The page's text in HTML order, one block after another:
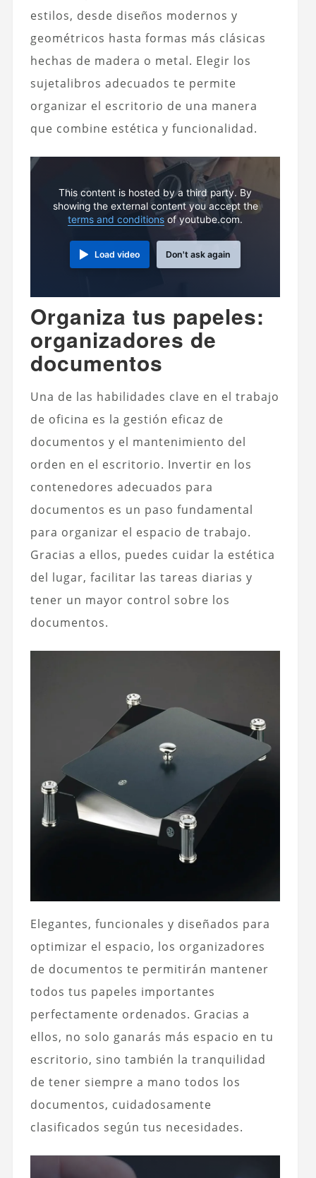
estilos, desde diseños modernos y
geométricos hasta formas más clásicas
hechas de madera o metal. Elegir los
sujetalibros adecuados te permite
organizar el escritorio de una manera
que combine estética y funcionalidad.
This content is hosted by a third party. By
showing the external content you accept the
terms and conditions of youtube.com.
Load video Don't ask again
Organiza tus papeles:
organizadores de
documentos
Una de las habilidades clave en el trabajo
de oficina es la gestión eficaz de
documentos y el mantenimiento del
orden en el escritorio. Invertir en los
contenedores adecuados para
documentos es un paso fundamental
para organizar el espacio de trabajo.
Gracias a ellos, puedes cuidar la estética
del lugar, facilitar las tareas diarias y
tener un mayor control sobre los
documentos.
Elegantes, funcionales y diseñados para
optimizar el espacio, los organizadores
de documentos te permitirán mantener
todos tus papeles importantes
perfectamente ordenados. Gracias a
ellos, no solo ganarás más espacio en tu
escritorio, sino también la tranquilidad
de tener siempre a mano todos los
documentos, cuidadosamente
clasificados según tus necesidades.